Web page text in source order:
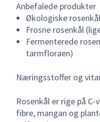
Anbefalede produkter
Økologiske
Frosne rosenkål
Fermenterede
tarmfloraen)
Næringsstoffer og
Rosenkål er rige på
fibre, mangan og